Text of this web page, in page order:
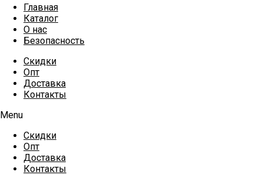
Главная
Каталог
О нас
Безопасность
Скидки
Опт
Доставка
Контакты
Menu
Скидки
Опт
Доставка
Контакты